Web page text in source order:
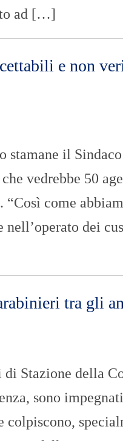
E
p
r
t
T
R
O
ad […]
e non
stamane il
vedrebbe 50
come
nell’operato dei
tra gli
Stazione della
sono